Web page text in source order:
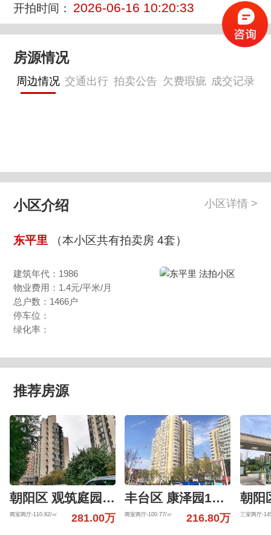
开拍时间： 2026-06-16 10:20:33
房源情况
周边情况 交通出行 拍卖公告 欠费瑕疵 成交记录
小区介绍 小区详情 >
东平里 （本小区共有拍卖房 4套）
建筑年代：1986
物业费用：1.4元/平米/月
总户数：1466户
停车位：
绿化率：
推荐房源
朝阳区 观筑庭园601号楼6层6-01-6-B
两室两厅-110.82/㎡ 281.00万
丰台区 康泽园15号楼4层405（康泽园）
两室两厅-100.77/㎡ 216.80万 三室两厅-